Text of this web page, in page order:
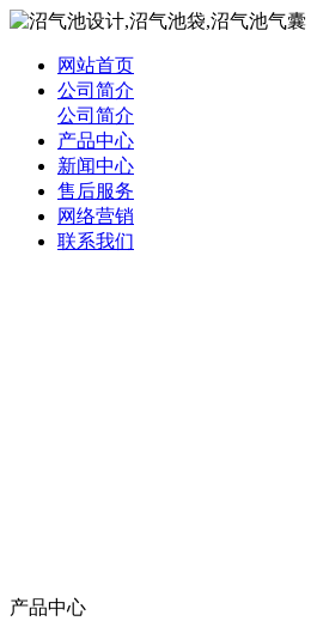
网站首页
公司简介
公司简介
产品中心
新闻中心
售后服务
网络营销
联系我们
产品中心